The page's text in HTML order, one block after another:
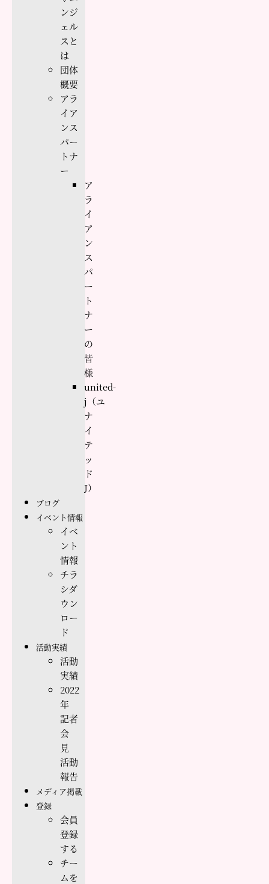
ンジ
ェル
スと
は
団体
概要
アラ
イア
ンス
パー
トナ
ー
ア
ラ
イ
ア
ン
ス
パ
ー
ト
ナ
ー
の
皆
様
united-
j（ユ
ナ
イ
テ
ッ
ド
J）
ブログ
イベント情報
イベ
ント
情報
チラ
シダ
ウン
ロー
ド
活動実績
活動
実績
2022
年
記者
会
見
活動
報告
メディア掲載
登録
会員
登録
する
チー
ムを